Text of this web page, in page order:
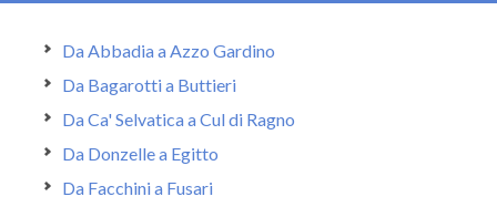
Da Abbadia a Azzo Gardino
Da Bagarotti a Buttieri
Da Ca' Selvatica a Cul di Ragno
Da Donzelle a Egitto
Da Facchini a Fusari